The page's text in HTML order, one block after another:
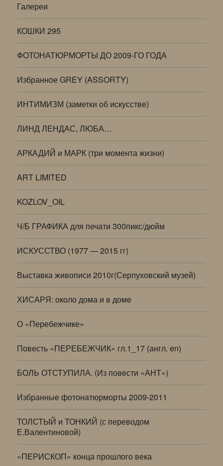
Галереи
КОШКИ 295
ФОТОНАТЮРМОРТЫ ДО 2009-ГО ГОДА
Избранное GREY (ASSORTY)
ИНТИМИЗМ (заметки об искусстве)
ЛИНД ЛЕНДАС, ЛЮБА…
АРКАДИЙ и МАРК (три момента жизни)
ART LIMITED
KOZLOV_OIL
Ч/Б ГРАФИКА для печати 300пикс/дюйм
ИСКУССТВО (1977 — 2015 гг)
Выставка живописи 2010г(Серпуховский музей)
ХИСАРЯ: около дома и в доме
О «Перебежчике»
Повесть «ПЕРЕБЕЖЧИК» гл.1_17 (англ. en)
БОЛЬ ОТСТУПИЛА. (Из повести «АНТ»)
Избранные фотонатюрморты 2009-2011
ТОЛСТЫЙ и ТОНКИЙ (с переводом
Е.Валентиновой)
«ПЕРИСКОП» конца прошлого века